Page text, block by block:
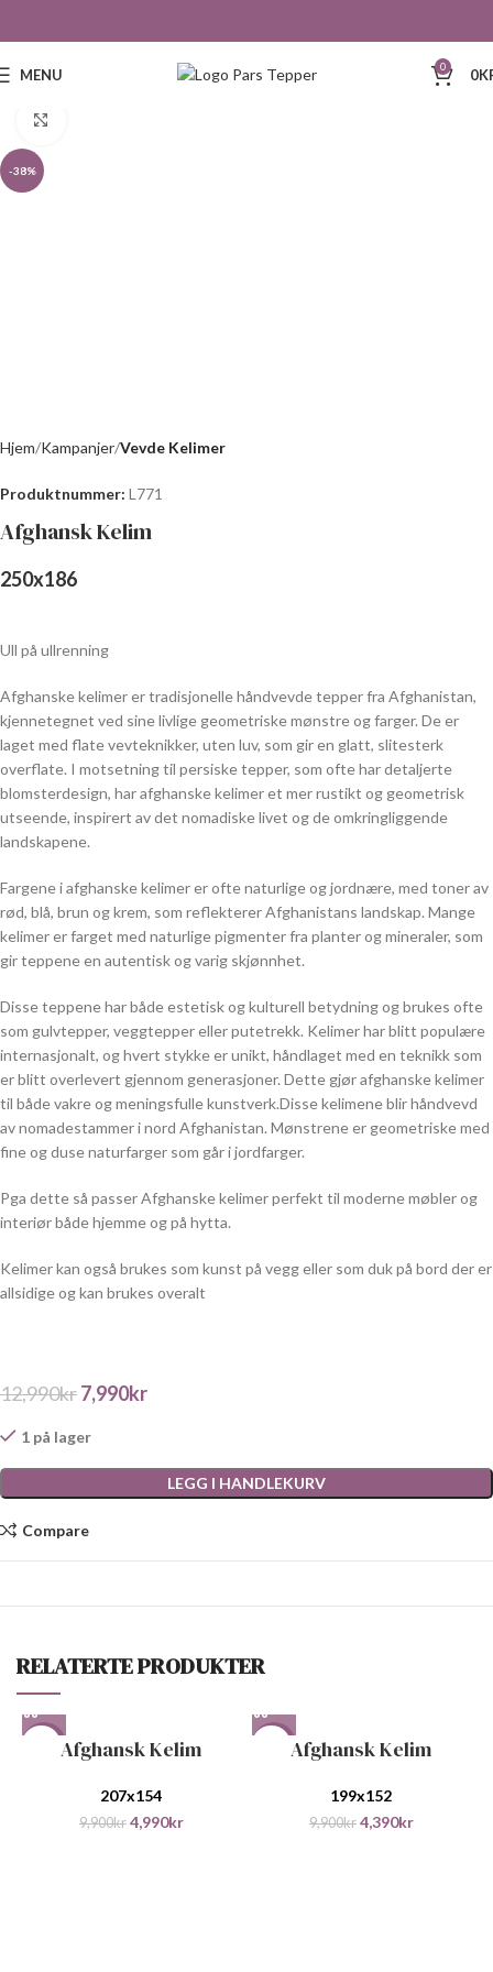
MENU 0 0
-38%
Hjem Kampanjer Vevde Kelimer
Produktnummer: L771
Afghansk Kelim
250x186
Ull på ullrenning
Afghanske kelimer er tradisjonelle håndvevde tepper fra Afghanistan,
kjennetegnet ved sine livlige geometriske mønstre og farger. De er
laget med flate vevteknikker, uten luv, som gir en glatt, slitesterk
overflate. I motsetning til persiske tepper, som ofte har detaljerte
blomsterdesign, har afghanske kelimer et mer rustikt og geometrisk
utseende, inspirert av det nomadiske livet og de omkringliggende
landskapene.
Fargene i afghanske kelimer er ofte naturlige og jordnære, med toner av
rød, blå, brun og krem, som reflekterer Afghanistans landskap. Mange
kelimer er farget med naturlige pigmenter fra planter og mineraler, som
gir teppene en autentisk og varig skjønnhet.
Disse teppene har både estetisk og kulturell betydning og brukes ofte
som gulvtepper, veggtepper eller putetrekk. Kelimer har blitt populære
internasjonalt, og hvert stykke er unikt, håndlaget med en teknikk som
er blitt overlevert gjennom generasjoner. Dette gjør afghanske kelimer
til både vakre og meningsfulle kunstverk.Disse kelimene blir håndvevd
av nomadestammer i nord Afghanistan. Mønstrene er geometriske med
fine og duse naturfarger som går i jordfarger.
Pga dette så passer Afghanske kelimer perfekt til moderne møbler og
interiør både hjemme og på hytta.
Kelimer kan også brukes som kunst på vegg eller som duk på bord der er
allsidige og kan brukes overalt
12,990kr7,990kr
1 på lager
LEGG I HANDLEKURV
Compare
RELATERTE PRODUKTER
Afghansk Kelim
207x154
9,900kr 4,990kr
Afghansk Kelim
199x152
9,900kr 4,390kr